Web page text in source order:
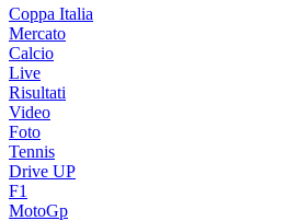
Coppa Italia
Mercato
Calcio
Live
Risultati
Video
Foto
Tennis
Drive UP
F1
MotoGp